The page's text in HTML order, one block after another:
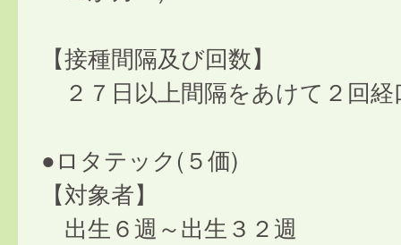
【接種間隔及び回数】
２７日以上間隔をあけて２回経
●ロタテック(５価)
【対象者】
出生６週～出生３２週